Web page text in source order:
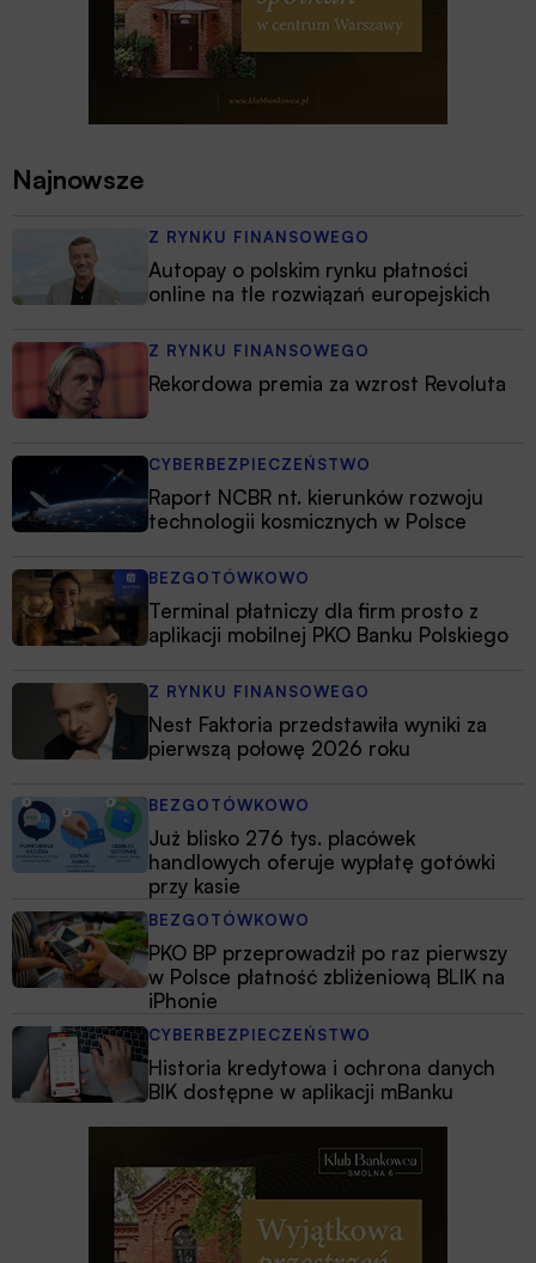
Najnowsze
Z RYNKU FINANSOWEGO
Autopay o polskim rynku płatności
online na tle rozwiązań europejskich
Z RYNKU FINANSOWEGO
Rekordowa premia za wzrost Revoluta
CYBERBEZPIECZEŃSTWO
Raport NCBR nt. kierunków rozwoju
technologii kosmicznych w Polsce
BEZGOTÓWKOWO
Terminal płatniczy dla firm prosto z
aplikacji mobilnej PKO Banku Polskiego
Z RYNKU FINANSOWEGO
Nest Faktoria przedstawiła wyniki za
pierwszą połowę 2026 roku
BEZGOTÓWKOWO
Już blisko 276 tys. placówek
handlowych oferuje wypłatę gotówki
przy kasie
BEZGOTÓWKOWO
PKO BP przeprowadził po raz pierwszy
w Polsce płatność zbliżeniową BLIK na
iPhonie
CYBERBEZPIECZEŃSTWO
Historia kredytowa i ochrona danych
BIK dostępne w aplikacji mBanku